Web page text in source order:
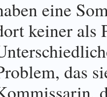
eine
keiner als
das